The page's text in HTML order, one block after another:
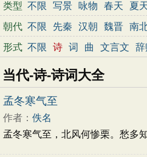
类型 不限 写景 咏物 春天 夏
边塞
地名 抒情 爱国 离
春节 元宵节 寒食节 清明
小学文言文 初中文言文
朝代 不限 先秦 汉朝 魏晋 南
形式 不限 诗 词 曲 文言文 辞
当代-诗-诗词大全
孟冬寒气至
作者： 佚名
孟冬寒气至，北风何惨栗。愁多